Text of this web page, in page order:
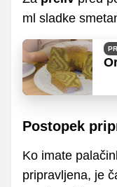
ml sladke
Postopek
Ko imate
pripravljena, je